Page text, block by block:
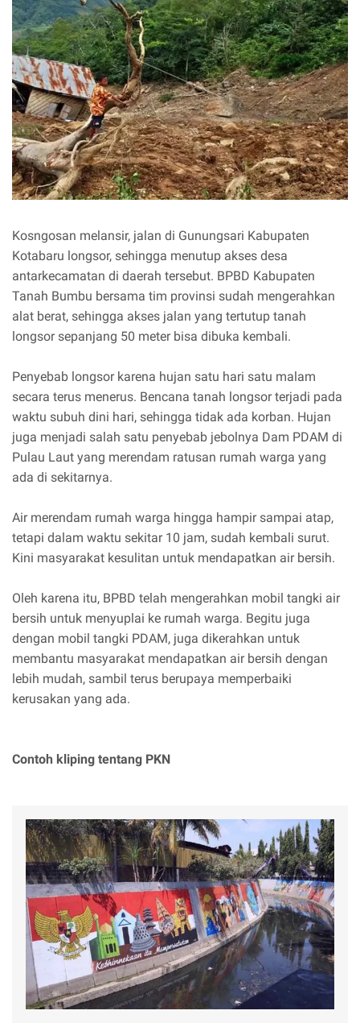
Kosngosan melansir, jalan di Gunungsari Kabupaten
Kotabaru longsor, sehingga menutup akses desa
antarkecamatan di daerah tersebut. BPBD Kabupaten
Tanah Bumbu bersama tim provinsi sudah mengerahkan
alat berat, sehingga akses jalan yang tertutup tanah
longsor sepanjang 50 meter bisa dibuka kembali.
Penyebab longsor karena hujan satu hari satu malam
secara terus menerus. Bencana tanah longsor terjadi pada
waktu subuh dini hari, sehingga tidak ada korban. Hujan
juga menjadi salah satu penyebab jebolnya Dam PDAM di
Pulau Laut yang merendam ratusan rumah warga yang
ada di sekitarnya.
Air merendam rumah warga hingga hampir sampai atap,
tetapi dalam waktu sekitar 10 jam, sudah kembali surut.
Kini masyarakat kesulitan untuk mendapatkan air bersih.
Oleh karena itu, BPBD telah mengerahkan mobil tangki air
bersih untuk menyuplai ke rumah warga. Begitu juga
dengan mobil tangki PDAM, juga dikerahkan untuk
membantu masyarakat mendapatkan air bersih dengan
lebih mudah, sambil terus berupaya memperbaiki
kerusakan yang ada.
Contoh kliping tentang PKN